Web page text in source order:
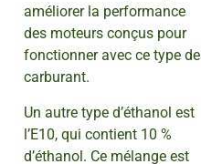
améliorer la performance
des moteurs conçus pour
fonctionner avec ce type de
carburant.
Un autre type d’éthanol est
l’E10, qui contient 10 %
d’éthanol. Ce mélange est